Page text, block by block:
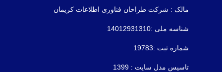
مالک : شرکت طراحان فناوری اطلاعات كريمان
شناسه ملی :14012931310
شماره ثبت :19783
تاسیس مدل سایت : 1399